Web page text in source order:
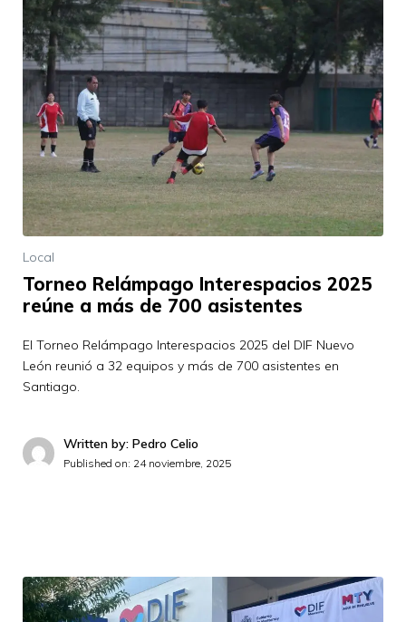
Local
Torneo Relámpago Interespacios 2025
reúne a más de 700 asistentes
El Torneo Relámpago Interespacios 2025 del DIF Nuevo
León reunió a 32 equipos y más de 700 asistentes en
Santiago.
Written by: Pedro Celio
Published on: 24 noviembre, 2025